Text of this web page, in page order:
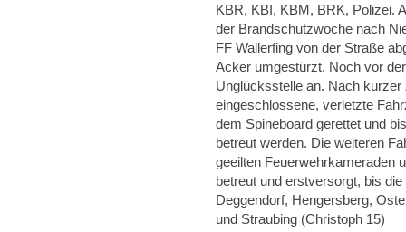
KBR, KBI, KBM, BRK, Polizei.
der Brandschutzwoche nach
FF Wallerfing von der Straße
Acker umgestürzt. Noch vor
Unglücksstelle an. Nach
eingeschlossene, verletzte
dem Spineboard gerettet und
betreut werden. Die weiteren
geeilten Feuerwehrkameraden
betreut und erstversorgt, bis
Deggendorf, Hengersberg,
und Straubing (Christoph 15)